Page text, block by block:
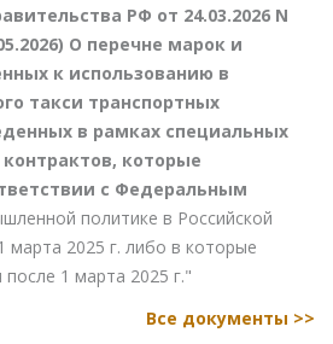
РФ от 24.03.2026 N
О перечне марок и
к использованию в
такси транспортных
в рамках специальных
которые
с Федеральным
политике в Российской
марта 2025 г. либо в которые
1 марта 2025 г."
Все документы >>